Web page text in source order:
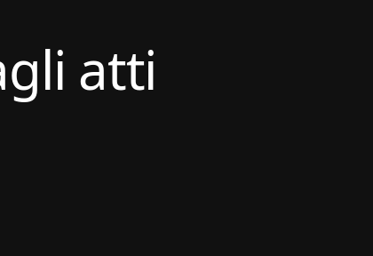
atti